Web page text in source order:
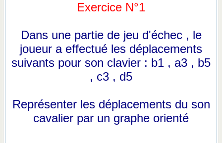
Exercice N°1
Dans une partie de jeu d'échec , le
joueur a effectué les déplacements
suivants pour son clavier : b1 , a3 , b5
, c3 , d5
Représenter les déplacements du son
cavalier par un graphe orienté